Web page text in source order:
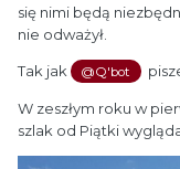
się nimi będą
nie odważył.
Tak jak @Q'bot
W zeszłym roku w
szlak od Piątki